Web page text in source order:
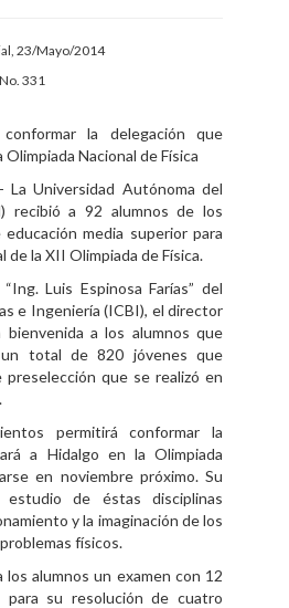
23/Mayo/2014
331
la delegación que
Nacional de Física
La Universidad Autónoma del
recibió a 92 alumnos de los
media superior para
la XII Olimpiada de Física.
Luis Espinosa Farías” del
e Ingeniería (ICBI), el director
a los alumnos que
total de 820 jóvenes que
que se realizó en
permitirá conformar la
a Hidalgo en la Olimpiada
en noviembre próximo. Su
de éstas disciplinas
y la imaginación de los
físicos.
los alumnos un examen con 12
su resolución de cuatro